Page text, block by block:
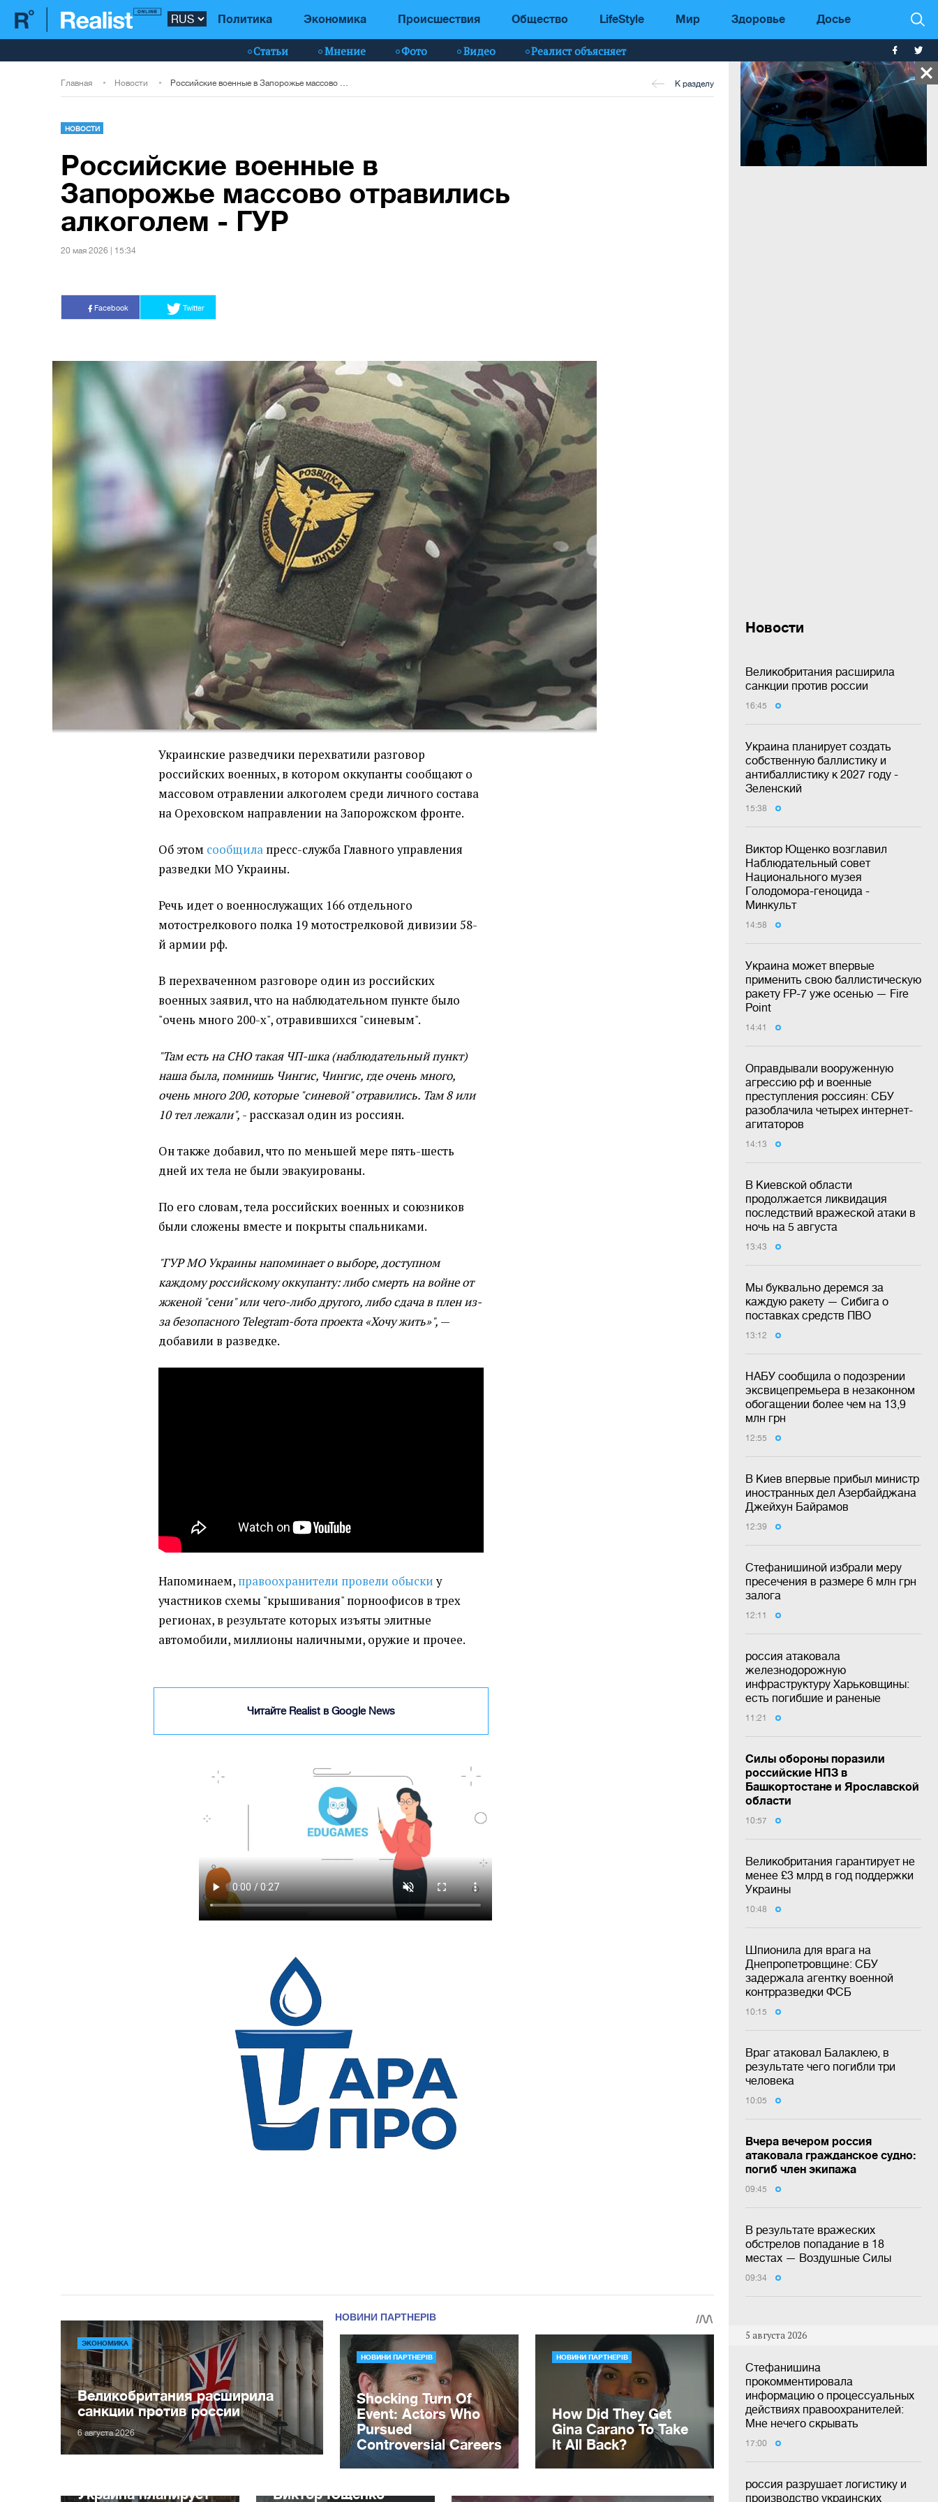
Политика Экономика Происшествия Общество LifeStyle Мир Здоровье Досье
Статьи Мнение Фото Видео Реалист объясняет
Новости
Великобритания расширила
санкции против россии
16:45
Украина планирует создать
собственную баллистику и
антибаллистику к 2027 году -
Зеленский
15:38
Виктор Ющенко возглавил
Наблюдательный совет
Национального музея
Голодомора-геноцида -
Минкульт
14:58
Украина может впервые
применить свою баллистическую
ракету FP-7 уже осенью — Fire
Point
14:41
Оправдывали вооруженную
агрессию рф и военные
преступления россиян: СБУ
разоблачила четырех интернет-
агитаторов
14:13
В Киевской области
продолжается ликвидация
последствий вражеской атаки в
ночь на 5 августа
13:43
Мы буквально деремся за
каждую ракету — Сибига о
поставках средств ПВО
13:12
НАБУ сообщила о подозрении
эксвицепремьера в незаконном
обогащении более чем на 13,9
млн грн
12:55
В Киев впервые прибыл министр
иностранных дел Азербайджана
Джейхун Байрамов
12:39
Стефанишиной избрали меру
пресечения в размере 6 млн грн
залога
12:11
россия атаковала
железнодорожную
инфраструктуру Харьковщины:
есть погибшие и раненые
11:21
Силы обороны поразили
российские НПЗ в
Башкортостане и Ярославской
области
10:57
Великобритания гарантирует не
менее £3 млрд в год поддержки
Украины
10:48
Шпионила для врага на
Днепропетровщине: СБУ
задержала агентку военной
контрразведки ФСБ
10:15
Враг атаковал Балаклею, в
результате чего погибли три
человека
10:05
Вчера вечером россия
атаковала гражданское судно:
погиб член экипажа
09:45
В результате вражеских
обстрелов попадание в 18
местах — Воздушные Силы
09:34
5 августа 2026
Стефанишина
прокомментировала
информацию о процессуальных
действиях правоохранителей:
Мне нечего скрывать
17:00
россия разрушает логистику и
производство украинских
Главная Новости К разделу
НОВОСТИ
Российские военные в
Запорожье массово отравились
алкоголем - ГУР
20 мая 2026 | 15:34
Facebook Twitter
Украинские разведчики перехватили разговор
российских военных, в котором оккупанты сообщают о
массовом отравлении алкоголем среди личного состава
на Ореховском направлении на Запорожском фронте.
Об этом сообщила пресс-служба Главного управления
разведки МО Украины.
Речь идет о военнослужащих 166 отдельного
мотострелкового полка 19 мотострелковой дивизии 58-
й армии рф.
В перехваченном разговоре один из российских
военных заявил, что на наблюдательном пункте было
"очень много 200-х", отравившихся "синевым".
"Там есть на СНО такая ЧП-шка (наблюдательный пункт)
наша была, помнишь Чингис, Чингис, где очень много,
очень много 200, которые "синевой" отравились. Там 8 или
10 тел лежали", - рассказал один из россиян.
Он также добавил, что по меньшей мере пять-шесть
дней их тела не были эвакуированы.
По его словам, тела российских военных и союзников
были сложены вместе и покрыты спальниками.
"ГУР МО Украины напоминает о выборе, доступном
каждому российскому оккупанту: либо смерть на войне от
жженой "сени" или чего-либо другого, либо сдача в плен из-
за безопасного Telegram-бота проекта «Хочу жить»", —
добавили в разведке.
Напоминаем, правоохранители провели обыскиу
участников схемы "крышивания" порноофисов в трех
регионах, в результате которых изъяты элитные
автомобили, миллионы наличными, оружие и прочее.
Читайте Realist в Google News
ЭКОНОМИКА
Великобритания расширила
санкции против россии
6 августа 2026
Украина планирует
Виктор Ющенко